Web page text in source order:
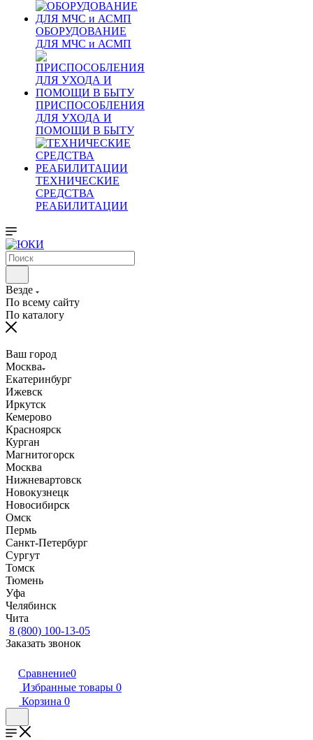
ОБОРУДОВАНИЕ
ДЛЯ МЧС и АСМП
ПРИСПОСОБЛЕНИЯ
ДЛЯ УХОДА И
ПОМОЩИ В БЫТУ
ТЕХНИЧЕСКИЕ
СРЕДСТВА
РЕАБИЛИТАЦИИ
Везде
По всему сайту
По каталогу
Ваш город
Москва
Екатеринбург
Ижевск
Иркутск
Кемерово
Красноярск
Курган
Магнитогорск
Москва
Нижневартовск
Новокузнецк
Новосибирск
Омск
Пермь
Санкт-Петербург
Сургут
Томск
Тюмень
Уфа
Челябинск
Чита
8 (800) 100-13-05
Заказать звонок
Сравнение0
Избранные товары 0
Корзина 0